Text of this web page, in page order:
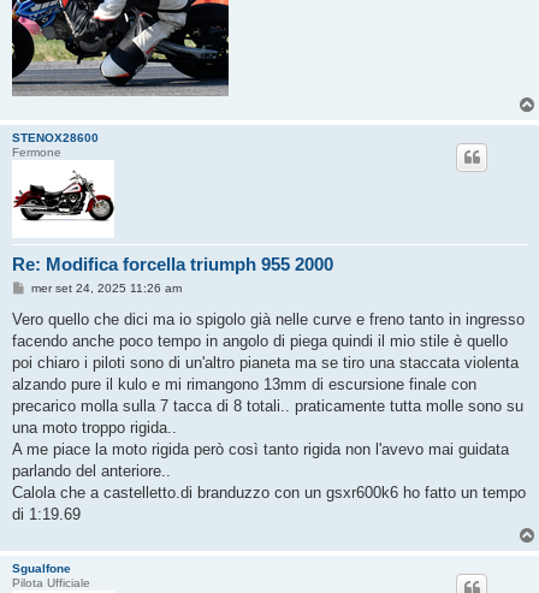
STENOX28600
Fermone
Re: Modifica forcella triumph 955 2000
M
s
a
g
i
o
mer set 24, 2025 11:26 am
Vero quello che dici ma io spigolo già nelle curve e freno tanto in ingresso
facendo anche poco tempo in angolo di piega quindi il mio stile è quello
poi chiaro i piloti sono di un'altro pianeta ma se tiro una staccata violenta
alzando pure il kulo e mi rimangono 13mm di escursione finale con
precarico molla sulla 7 tacca di 8 totali.. praticamente tutta molle sono su
una moto troppo rigida..
A me piace la moto rigida però così tanto rigida non l'avevo mai guidata
parlando del anteriore..
Calola che a castelletto.di branduzzo con un gsxr600k6 ho fatto un tempo
di 1:19.69
Sgualfone
Pilota Ufficiale